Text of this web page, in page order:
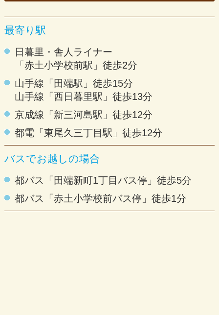
最寄り駅
日暮里・舎人ライナー
「赤土小学校前駅」徒歩2分
山手線「田端駅」徒歩15分
山手線「西日暮里駅」徒歩13分
京成線「新三河島駅」徒歩12分
都電「東尾久三丁目駅」徒歩12分
バスでお越しの場合
都バス「田端新町1丁目バス停」徒歩5分
都バス「赤土小学校前バス停」徒歩1分